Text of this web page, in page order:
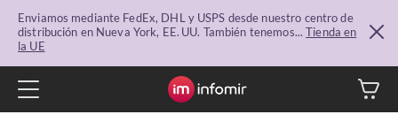
Enviamos mediante FedEx, DHL y USPS desde nuestro centro de
distribución en Nueva York, EE. UU. También tenemos...Tienda en
la UE